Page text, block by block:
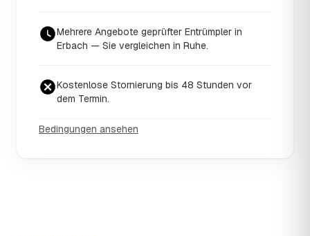
Mehrere Angebote geprüfter Entrümpler in
Erbach — Sie vergleichen in Ruhe.
Kostenlose Stornierung bis 48 Stunden vor
dem Termin.
Bedingungen ansehen